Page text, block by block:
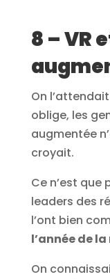
8 – VR
On
oblige, les
augmentée
croyait.
Ce n’est que
leaders des
l’ont bien
l’année de
On